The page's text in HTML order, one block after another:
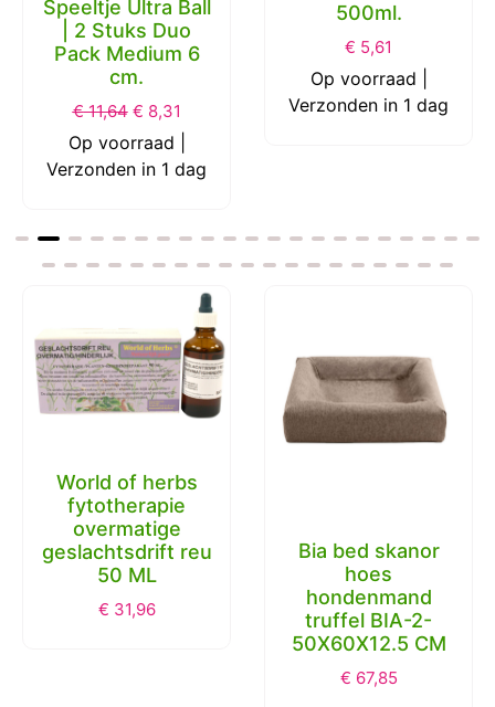
Speeltje Ultra Ball
| 2 Stuks Duo
Pack Medium 6
cm.
€11,64 € 8,31
Op voorraad |
Verzonden in 1 dag
500ml.
€ 5,61
Op voorraad |
Verzonden in 1 dag
World of herbs
fytotherapie
overmatige
geslachtsdrift reu
50 ML
€ 31,96
Bia bed skanor
hoes
hondenmand
truffel BIA-2-
50X60X12.5 CM
€ 67,85